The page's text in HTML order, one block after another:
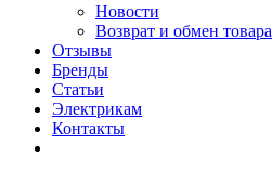
Новости
Возврат и обмен товара
Отзывы
Бренды
Статьи
Электрикам
Контакты